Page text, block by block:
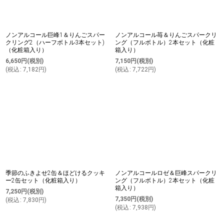
ノンアルコール巨峰1＆りんごスパー
クリング2（ハーフボトル3本セット)
（化粧箱入り）
6,650円 (税別)
(税込 : 7,182円)
ノンアルコール苺＆りんごスパークリ
ング（フルボトル）2本セット（化粧
箱入り）
7,150円 (税別)
(税込 : 7,722円)
季節のふきよせ2缶＆ほどけるクッキ
ー2缶セット（化粧箱入り）
7,250円 (税別)
(税込 : 7,830 円)
ノンアルコールロゼ＆巨峰スパークリ
ング（フルボトル）2本セット（化粧
箱入り）
7,350円 (税別)
(税込 : 7,938 円)